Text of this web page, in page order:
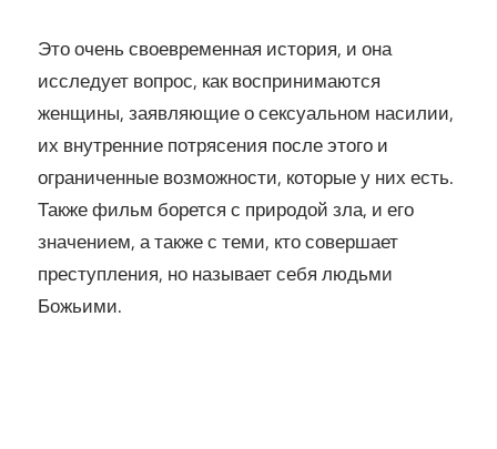
Это очень своевременная история, и она
исследует вопрос, как воспринимаются
женщины, заявляющие о сексуальном насилии,
их внутренние потрясения после этого и
ограниченные возможности, которые у них есть.
Также фильм борется с природой зла, и его
значением, а также с теми, кто совершает
преступления, но называет себя людьми
Божьими.